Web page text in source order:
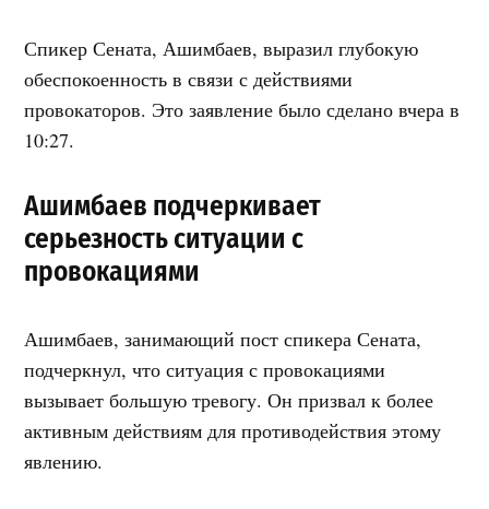
Спикер Сената, Ашимбаев, выразил глубокую
обеспокоенность в связи с действиями
провокаторов. Это заявление было сделано вчера в
10:27.
Ашимбаев подчеркивает
серьезность ситуации с
провокациями
Ашимбаев, занимающий пост спикера Сената,
подчеркнул, что ситуация с провокациями
вызывает большую тревогу. Он призвал к более
активным действиям для противодействия этому
явлению.